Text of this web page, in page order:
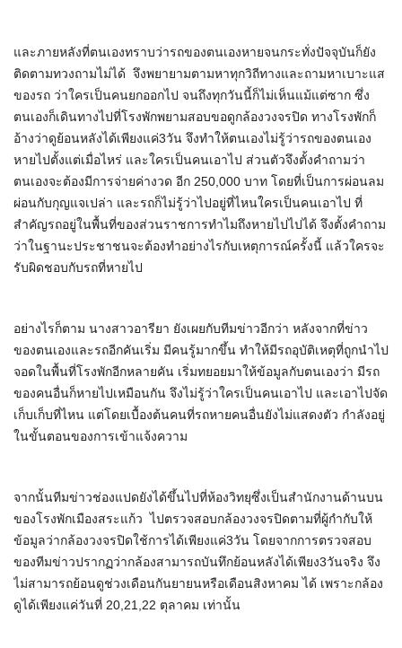
และภายหลังที่ตนเองทราบว่ารถของตนเองหายจนกระทั่งปัจจุบันก็ยัง
ติดตามทวงถามไม่ได้ จึงพยายามตามหาทุกวิถีทางและถามหาเบาะแส
ของรถ ว่าใครเป็นคนยกออกไป จนถึงทุกวันนี้ก็ไม่เห็นแม้แต่ซาก ซึ่ง
ตนเองก็เดินทางไปที่โรงพักพยามสอบขอดูกล้องวงจรปิด ทางโรงพักก็
อ้างว่าดูย้อนหลังได้เพียงแค่3วัน จึงทำให้ตนเองไม่รู้ว่ารถของตนเอง
หายไปตั้งแต่เมื่อไหร่ และใครเป็นคนเอาไป ส่วนตัวจึงตั้งคำถามว่า
ตนเองจะต้องมีการจ่ายค่างวด อีก 250,000 บาท โดยที่เป็นการผ่อนลม
ผ่อนกับกุญแจเปล่า และรถก็ไม่รู้ว่าไปอยู่ที่ไหนใครเป็นคนเอาไป ที่
สำคัญรถอยู่ในพื้นที่ของส่วนราชการทำไมถึงหายไปไปได้ จึงตั้งคำถาม
ว่าในฐานะประชาชนจะต้องทำอย่างไรกับเหตุการณ์ครั้งนี้ แล้วใครจะ
รับผิดชอบกับรถที่หายไป
อย่างไรก็ตาม นางสาวอารียา ยังเผยกับทีมข่าวอีกว่า หลังจากที่ข่าว
ของตนเองและรถอีกคันเริ่ม มีคนรู้มากขึ้น ทำให้มีรถอุบัติเหตุที่ถูกนำไป
จอดในพื้นที่โรงพักอีกหลายคัน เริ่มทยอยมาให้ข้อมูลกับตนเองว่า มีรถ
ของคนอื่นก็หายไปเหมือนกัน จึงไม่รู้ว่าใครเป็นคนเอาไป และเอาไปจัด
เก็บเก็บที่ไหน แต่โดยเบื้องต้นคนที่รถหายคนอื่นยังไม่แสดงตัว กำลังอยู่
ในขั้นตอนของการเข้าแจ้งความ
จากนั้นทีมข่าวช่องแปดยังได้ขึ้นไปที่ห้องวิทยุซึ่งเป็นสำนักงานด้านบน
ของโรงพักเมืองสระแก้ว ไปตรวจสอบกล้องวงจรปิดตามที่ผู้กำกับให้
ข้อมูลว่ากล้องวงจรปิดใช้การได้เพียงแค่3วัน โดยจากการตรวจสอบ
ของทีมข่าวปรากฏว่ากล้องสามารถบันทึกย้อนหลังได้เพียง3วันจริง จึง
ไม่สามารถย้อนดูช่วงเดือนกันยายนหรือเดือนสิงหาคม ได้ เพราะกล้อง
ดูได้เพียงแค่วันที่ 20,21,22 ตุลาคม เท่านั้น